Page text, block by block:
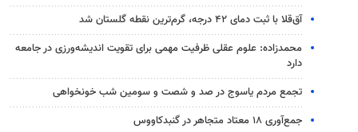
آق‌قلا با ثبت دمای ۴۲ درجه، گرم‌ترین نقطه گلستان شد
محمدزاده: علوم عقلی ظرفیت مهمی برای تقویت اندیشه‌ورزی در جامعه
دارد
تجمع مردم یاسوج در صد و شصت و سومین شب خونخواهی
جمع‌آوری ۱۸ معتاد متجاهر در گنبدکاووس